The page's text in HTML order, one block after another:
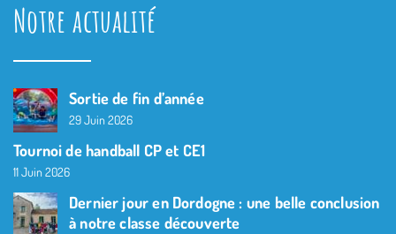
Notre actualité
Sortie de fin d’année
29 Juin 2026
Tournoi de handball CP et CE1
11 Juin 2026
Dernier jour en Dordogne : une belle conclusion
à notre classe découverte